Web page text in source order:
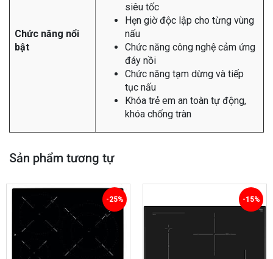
Chức năng nổi
bật
siêu tốc
Hẹn giờ độc lập cho từng vùng
nấu
Chức năng công nghệ cảm ứng
đáy nồi
Chức năng tạm dừng và tiếp
tục nấu
Khóa trẻ em an toàn tự động,
khóa chống tràn
Sản phẩm tương tự
-25% -15%